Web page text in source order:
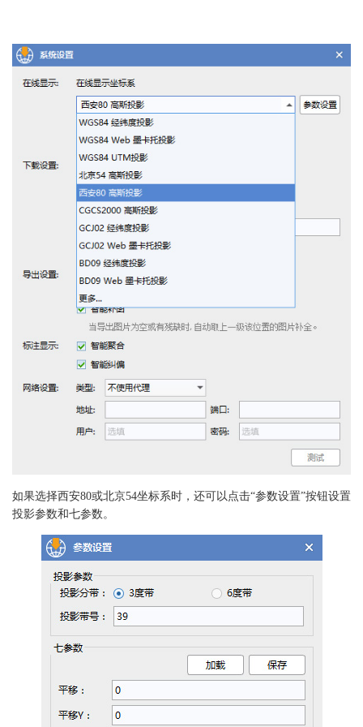
如果选择西安80或北京54坐标系时，还可以点击“参数设置”按钮设置
投影参数和七参数。